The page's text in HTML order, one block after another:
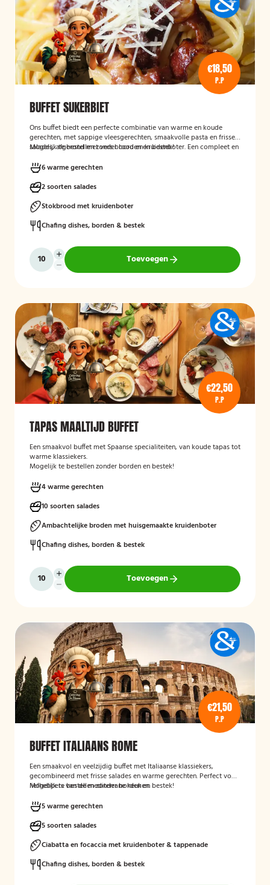
€18,50
P.P
BUFFET SUKERBIET
Ons buffet biedt een perfecte combinatie van warme en koude
gerechten, met sappige vleesgerechten, smaakvolle pasta en frisse
salades, afgerond met vers brood en kruidenboter. Een compleet en
Mogelijk te bestellen zonder borden en bestek!
6 warme gerechten
2 soorten salades
Stokbrood met kruidenboter
Chafing dishes, borden & bestek
Toevoegen
€22,50
P.P
TAPAS MAALTIJD BUFFET
Een smaakvol buffet met Spaanse specialiteiten, van koude tapas tot
warme klassiekers.
Mogelijk te bestellen zonder borden en bestek!
4 warme gerechten
10 soorten salades
Ambachtelijke broden met huisgemaakte kruidenboter
Chafing dishes, borden & bestek
Toevoegen
€21,50
P.P
BUFFET ITALIAANS ROME
Een smaakvol en veelzijdig buffet met Italiaanse klassiekers,
gecombineerd met frisse salades en warme gerechten. Perfect voor
liefhebbers van de mediterrane keuken.
Mogelijk te bestellen zonder borden en bestek!
5 warme gerechten
5 soorten salades
Ciabatta en focaccia met kruidenboter & tappenade
Chafing dishes, borden & bestek